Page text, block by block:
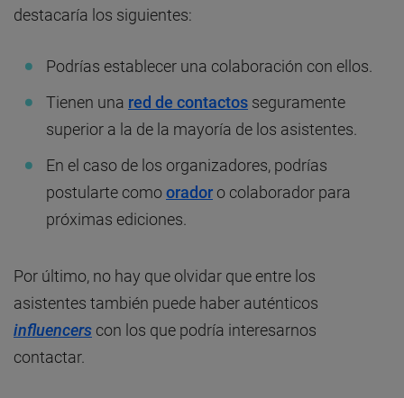
destacaría los siguientes:
Podrías establecer una colaboración con ellos.
Tienen una red de contactos seguramente
superior a la de la mayoría de los asistentes.
En el caso de los organizadores, podrías
postularte comoorador o colaborador para
próximas ediciones.
Por último, no hay que olvidar que entre los
asistentes también puede haber auténticos
influencers con los que podría interesarnos
contactar.